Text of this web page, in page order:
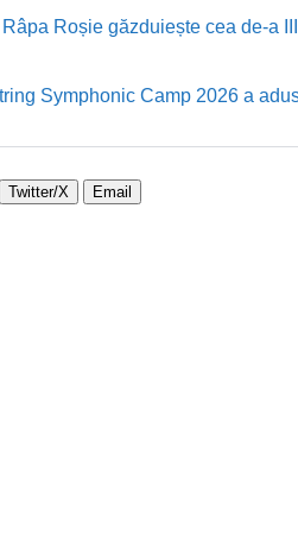
Roșie găzduiește cea de-a
Symphonic Camp 2026 a
Twitter/X Email